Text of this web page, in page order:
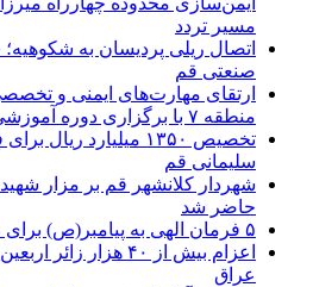
مسیر تردد
اتصال ریلی پردیسان به
صنعتی قم
ارتقای مهارت‌های ایمنی و
منطقه ۷ با برگزاری دوره آموزشی
تخصیص ۱۳۵۰ میلیارد
سلیمانی قم
شهردار کلانشهر قم بر مزار
حاضر شد
۵ فرمان الهی به پیامبر(ص) برای موفقیت و تعالی جامعه
اعزام بیش از ۴۰ هزار
عراق